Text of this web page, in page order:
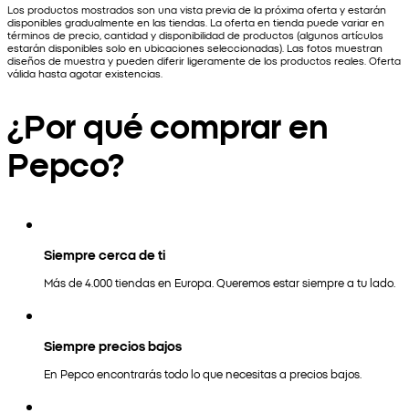
Los productos mostrados son una vista previa de la próxima oferta y estarán
disponibles gradualmente en las tiendas. La oferta en tienda puede variar en
términos de precio, cantidad y disponibilidad de productos (algunos artículos
estarán disponibles solo en ubicaciones seleccionadas). Las fotos muestran
diseños de muestra y pueden diferir ligeramente de los productos reales. Oferta
válida hasta agotar existencias.
¿Por qué comprar en
Pepco?
Siempre cerca de ti
Más de 4.000 tiendas en Europa. Queremos estar siempre a tu lado.
Siempre precios bajos
En Pepco encontrarás todo lo que necesitas a precios bajos.